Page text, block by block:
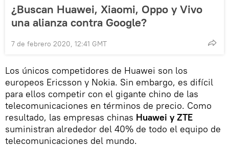
¿Buscan Huawei, Xiaomi, Oppo y Vivo
una alianza contra Google?
7 de febrero 2020, 12:41 GMT
Los únicos competidores de Huawei son los
europeos Ericsson y Nokia. Sin embargo, es difícil
para ellos competir con el gigante chino de las
telecomunicaciones en términos de precio. Como
resultado, las empresas chinas Huawei y ZTE
suministran alrededor del 40% de todo el equipo de
telecomunicaciones del mundo.